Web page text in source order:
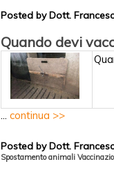
Posted by Dott.
Quando devi
... continua >>
Posted by Dott.
Spostamento animali